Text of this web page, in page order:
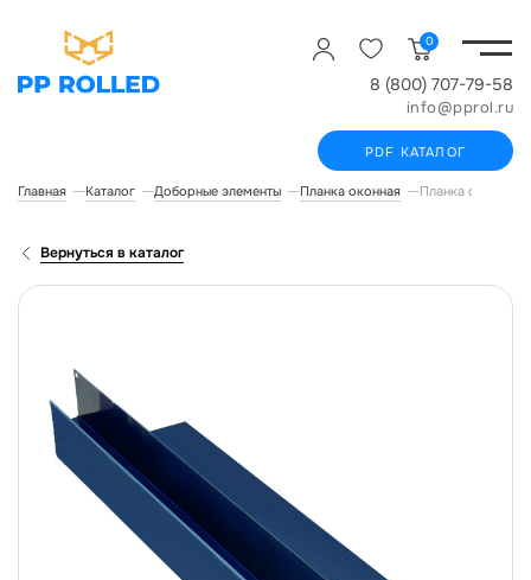
0
8 (800) 707-79-58
info@pprol.ru
PDF КАТАЛОГ
Главная Каталог Доборные элементы Планка оконная Планка
Вернуться в каталог